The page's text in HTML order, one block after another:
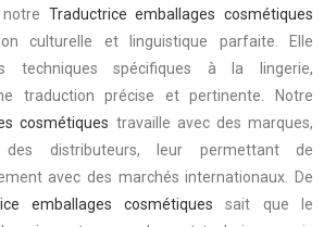
Traductrice emballages cosmétiques
culturelle et linguistique parfaite. Elle
techniques spécifiques à la lingerie,
traduction précise et pertinente. Notre
cosmétiques travaille avec des marques,
distributeurs, leur permettant de
avec des marchés internationaux. De
emballages cosmétiques sait que le